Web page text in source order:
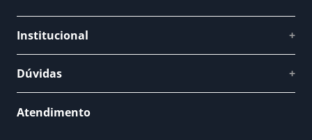
Institucional +
Fale conosco
Dúvidas +
Atendimento